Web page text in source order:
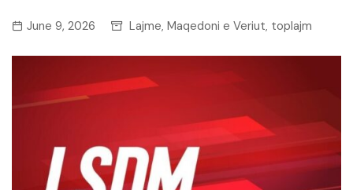
June 9, 2026 Lajme, Maqedoni e Veriut, toplajm